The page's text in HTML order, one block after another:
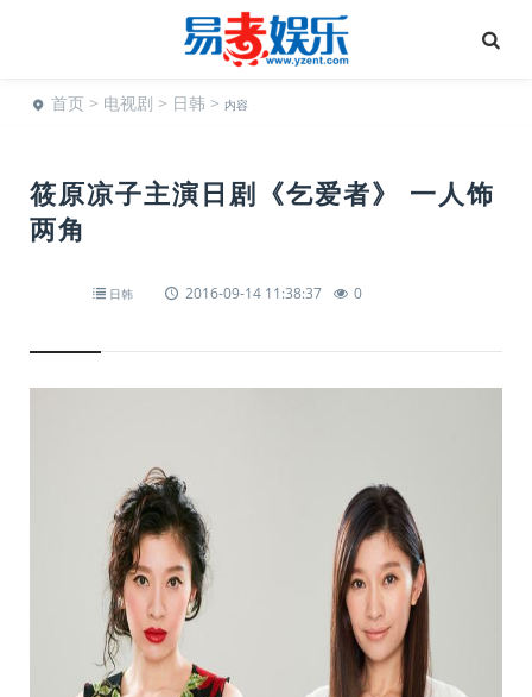
首页 > 电视剧 > 日韩 > 内容
筱原凉子主演日剧《乞爱者》 一人饰
两角
日韩 2016-09-14 11:38:37 0